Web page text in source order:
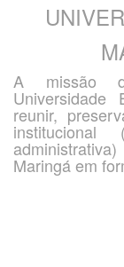
A missão
reunir,
Maringá em